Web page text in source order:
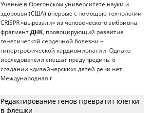
Ученые в Орегонском университете науки и
здоровья (США) впервые с помощью технологии
CRISPR «вырезали» из человеческого эмбриона
фрагмент ДНК, провоцирующий развитие
генетической сердечной болезни –
гипертрофической кардиомиопатии. Однако
исследователи спешат предупредить: о
создании «дизайнерских» детей речи нет.
Международная г
Редактирование генов превратит клетки
в флешки